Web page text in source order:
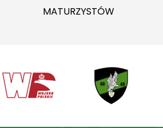
MATURZYSTÓW